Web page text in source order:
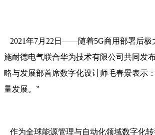
2021年7月22日——随着5G商用部署后极
施耐德电气联合华为技术有限公司共同发
略与发展部首席数字化设计师毛春景表示
量发展。”
作为全球能源管理与自动化领域数字化